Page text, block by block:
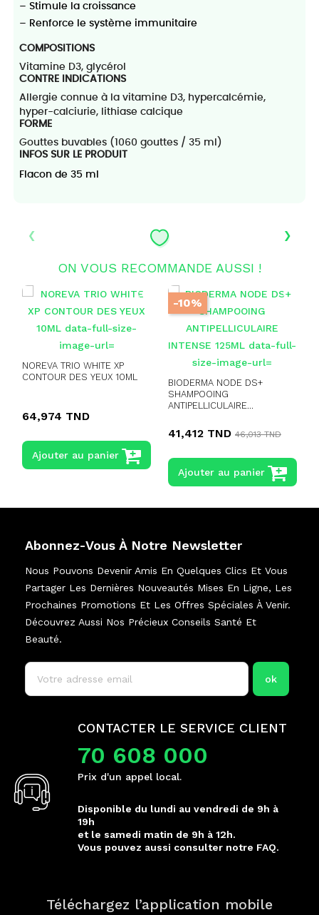
– Stimule la croissance
– Renforce le système immunitaire
COMPOSITIONS
Vitamine D3, glycérol
CONTRE INDICATIONS
Allergie connue à la vitamine D3, hypercalcémie,
hyper-calciurie, lithiase calcique
FORME
Gouttes buvables (1060 gouttes / 35 ml)
INFOS SUR LE PRODUIT
Flacon de 35 ml
ON VOUS RECOMMANDE AUSSI !
NOREVA TRIO WHITE XP
CONTOUR DES YEUX 10ML
64,974 TND
Ajouter au panier
-10%
BIODERMA NODE DS+
SHAMPOOING
ANTIPELLICULAIRE...
41,412 TND 46,013 TND
Ajouter au panier
‹ ›
Abonnez-Vous À Notre Newsletter
Nous Pouvons Devenir Amis En Quelques Clics Et Vous
Partager Les Dernières Nouveautés Mises En Ligne, Les
Prochaines Promotions Et Les Offres Spéciales À Venir.
Découvrez Aussi Nos Précieux Conseils Santé Et
Beauté.
CONTACTER LE SERVICE CLIENT
70 608 000
Prix d'un appel local.
Disponible du lundi au vendredi de 9h à
19h
et le samedi matin de 9h à 12h.
Vous pouvez aussi consulter notre FAQ.
Téléchargez l’application mobile